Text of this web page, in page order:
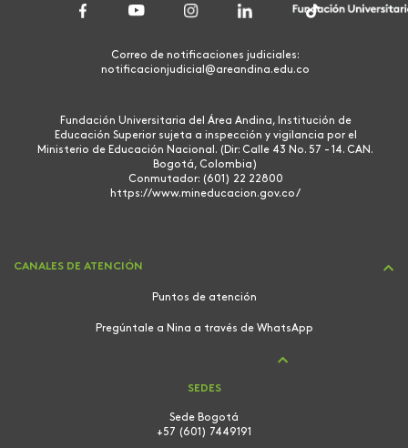
Correo de notificaciones judiciales:
notificacionjudicial@areandina.edu.co
Fundación Universitaria del Área Andina, Institución de
Educación Superior sujeta a inspección y vigilancia por el
Ministerio de Educación Nacional. (Dir: Calle 43 No. 57 - 14. CAN.
Bogotá, Colombia)
Conmutador: (601) 22 22800
https://www.mineducacion.gov.co/
CANALES DE ATENCIÓN
Puntos de atención
Pregúntale a Nina a través de WhatsApp
SEDES
Sede Bogotá
+57 (601) 7449191